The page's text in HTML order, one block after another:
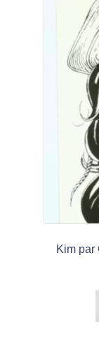
Kim par